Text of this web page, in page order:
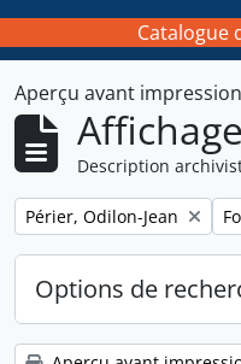
Catalogue
Aperçu avant impression
Description
Remove filter:
Périer, Odilon-Jean
Options de